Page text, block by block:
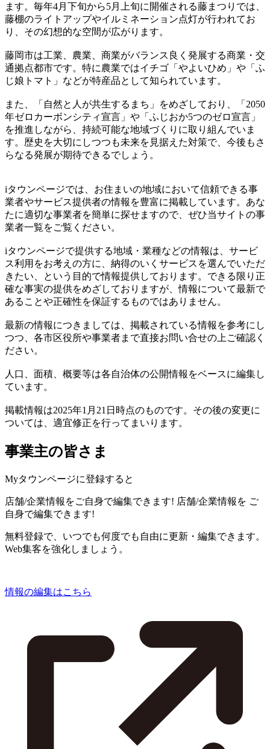
ます。毎年4月下旬から5月上旬に開催される藤まつりでは、
藤棚のライトアップやイルミネーション点灯が行われてお
り、その幻想的な空間が広がります。
藤岡市は工業、農業、商業がバランス良く発展する商業・交
通拠点都市です。特に農業ではイチゴ「やよいひめ」や「ふ
じ娘トマト」などが特産品として知られています。
また、「自然と人が共生するまち」をめざしており、「2050
年ゼロカーボンシティ宣言」や「ふじおか5つのゼロ宣言」
を推進しながら、持続可能な地域づくりに取り組んでいま
す。歴史を大切にしつつも未来を見据えた対策で、今後もさ
らなる発展が期待できるでしょう。
iタウンページでは、お住まいの地域において信頼できる事
業者やサービス提供者の情報を豊富に掲載しています。あな
たに適切な事業者を簡単に探せますので、ぜひ当サイトの事
業者一覧をご覧ください。
iタウンページで提供する地域・業種などの情報は、サービ
ス利用をお考えの方に、納得のいくサービスを選んでいただ
きたい、という目的で情報提供しております。できる限り正
確な事実の提供をめざしておりますが、情報について最新で
あることや正確性を保証するものではありません。
最新の情報につきましては、掲載されている情報を参考にし
つつ、各市区役所や事業者まで直接お問い合せの上ご確認く
ださい。
人口、面積、概要等は各自治体の公開情報をベースに編集し
ています。
掲載情報は2025年1月21日時点のものです。その後の変更に
ついては、適宜修正を行ってまいります。
事業主の皆さま
Myタウンページに登録すると
店舗/企業情報をご自身で編集できます! 店舗/企業情報を ご
自身で編集できます!
無料登録で、いつでも何度でも自由に更新・編集できます。
Web集客を強化しましょう。
情報の編集はこちら